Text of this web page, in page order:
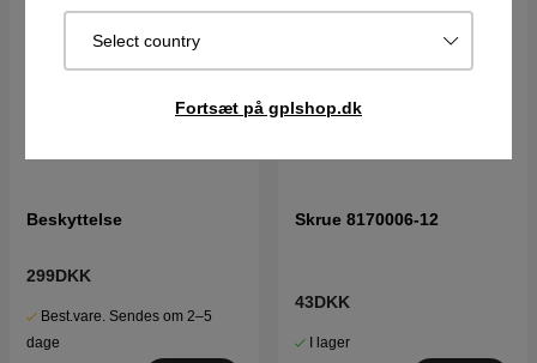
Select country
Fortsæt på gplshop.dk
Beskyttelse
299DKK
Best.vare. Sendes om 2–5
dage
Skrue 8170006-12
43DKK
I lager